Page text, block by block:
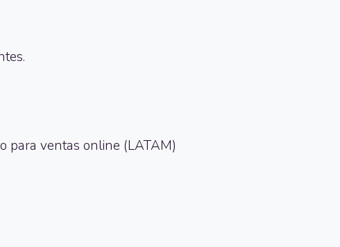
para ventas online (LATAM)